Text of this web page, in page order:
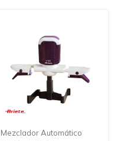
Mezclador Automático